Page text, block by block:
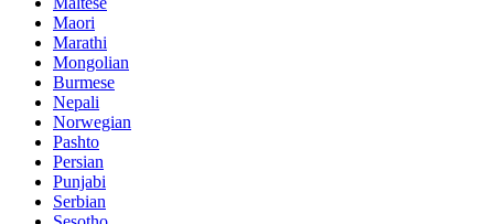
Maori
Marathi
Mongolian
Burmese
Nepali
Norwegian
Pashto
Persian
Punjabi
Serbian